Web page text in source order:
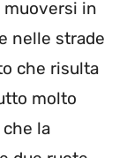
muoversi in
nelle strade
che risulta
molto
la